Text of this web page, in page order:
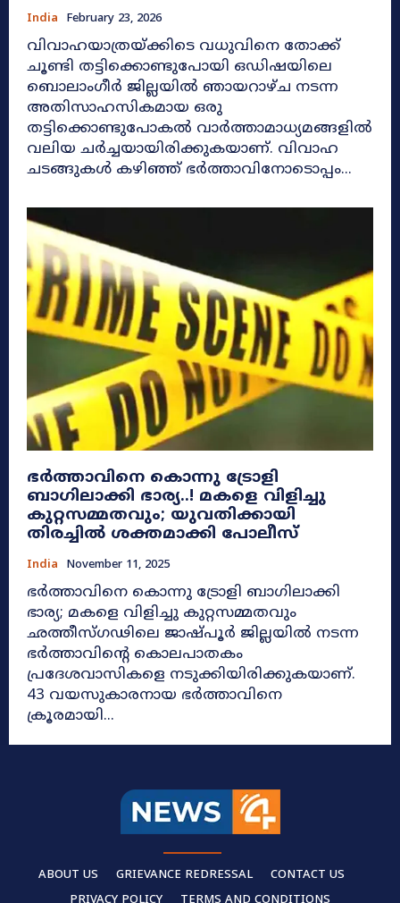
India February 23, 2026
വിവാഹയാത്രയ്ക്കിടെ വധുവിനെ തോക്ക്
ചൂണ്ടി തട്ടിക്കൊണ്ടുപോയി ഒഡിഷയിലെ
ബൊലാംഗീർ ജില്ലയിൽ ഞായറാഴ്ച നടന്ന
അതിസാഹസികമായ ഒരു
തട്ടിക്കൊണ്ടുപോകൽ വാർത്താമാധ്യമങ്ങളിൽ
വലിയ ചർച്ചയായിരിക്കുകയാണ്. വിവാഹ
ചടങ്ങുകൾ കഴിഞ്ഞ് ഭർത്താവിനോടൊപ്പം...
ഭർത്താവിനെ കൊന്നു ട്രോളി
ബാഗിലാക്കി ഭാര്യ..! മകളെ വിളിച്ചു
കുറ്റസമ്മതവും; യുവതിക്കായി
തിരച്ചിൽ ശക്തമാക്കി പോലീസ്
India November 11, 2025
ഭർത്താവിനെ കൊന്നു ട്രോളി ബാഗിലാക്കി
ഭാര്യ; മകളെ വിളിച്ചു കുറ്റസമ്മതവും
ഛത്തീസ്ഗഢിലെ ജാഷ്പൂർ ജില്ലയിൽ നടന്ന
ഭർത്താവിന്റെ കൊലപാതകം
പ്രദേശവാസികളെ നടുക്കിയിരിക്കുകയാണ്.
43 വയസുകാരനായ ഭർത്താവിനെ
ക്രൂരമായി...
ABOUT US GRIEVANCE REDRESSAL
CONTACT US
PRIVACY POLICY
TERMS AND CONDITIONS